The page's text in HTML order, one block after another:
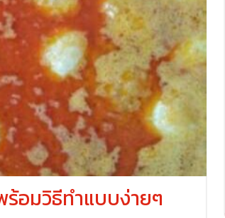
อมวิธีทำแบบง่ายๆ